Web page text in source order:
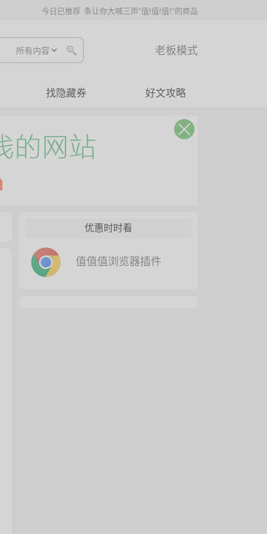
今日已推荐 条让你大喊三声"值!值!值!"的商品
老板模式
找隐藏券 好文攻略
优惠时时看
值值值浏览器插件